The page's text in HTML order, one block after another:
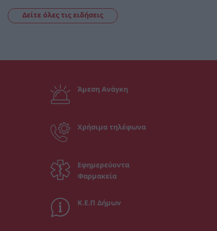
Δείτε όλες τις ειδήσεις
Άμεση Ανάγκη
Χρήσιμα τηλέφωνα
Εφημερεύοντα
Φαρμακεία
Κ.Ε.Π Δήμων